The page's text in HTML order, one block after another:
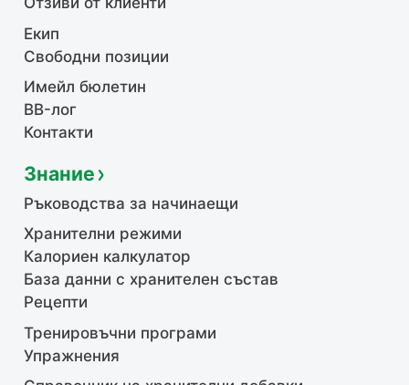
Екип
Свободни позиции
Имейл бюлетин
BB-лог
Контакти
Знание
Ръководства за начинаещи
Хранителни режими
Калориен калкулатор
База данни с хранителен състав
Рецепти
Тренировъчни програми
Упражнения